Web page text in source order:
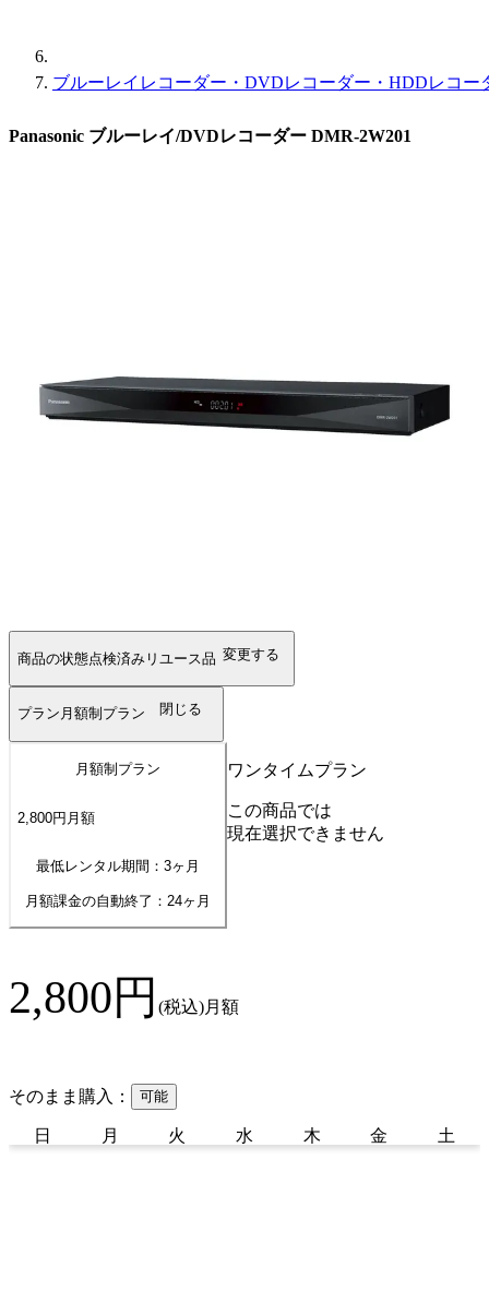
ブルーレイレコーダー・DVDレコーダー・HDDレコー
Panasonic ブルーレイ/DVDレコーダー DMR-2W201
商品の状態点検済みリユース品 変更する
プラン 月額制プラン 閉じる
月額制プラン
2,800円 月額
最低レンタル期間：3ヶ月
月額課金の自動終了： 24ヶ月
ワンタイムプラン
この商品では
現在選択できません
2,800円 (税込)月額
そのまま購入： 可能
日 月 火 水 木 金 土